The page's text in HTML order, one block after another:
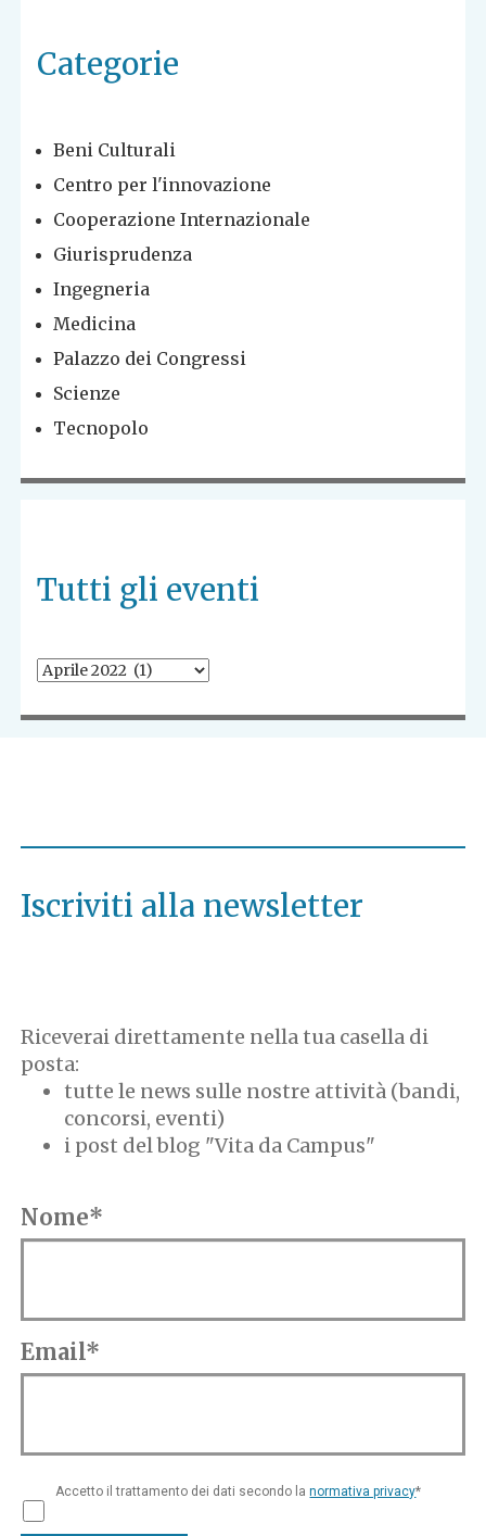
Categorie
Beni Culturali
Centro per l'innovazione
Cooperazione Internazionale
Giurisprudenza
Ingegneria
Medicina
Palazzo dei Congressi
Scienze
Tecnopolo
Tutti gli eventi
Iscriviti alla newsletter
Riceverai direttamente nella tua casella di
posta:
tutte le news sulle nostre attività (bandi,
concorsi, eventi)
i post del blog "Vita da Campus"
Nome*
Email*
Accetto il trattamento dei dati secondo lanormativa privacy*